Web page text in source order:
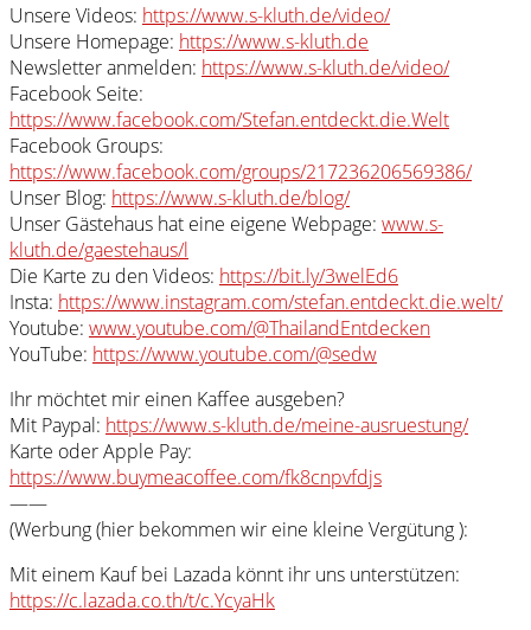
Unsere Videos: https://www.s-kluth.de/video/
Unsere Homepage: https://www.s-kluth.de
Newsletter anmelden: https://www.s-kluth.de/video/
Facebook Seite:
https://www.facebook.com/Stefan.entdeckt.die.Welt
Facebook Groups:
https://www.facebook.com/groups/217236206569386/
Unser Blog: https://www.s-kluth.de/blog/
Unser Gästehaus hat eine eigene Webpage: www.s-
kluth.de/gaestehaus/l
Die Karte zu den Videos: https://bit.ly/3welEd6
Insta: https://www.instagram.com/stefan.entdeckt.die.welt/
Youtube: www.youtube.com/@ThailandEntdecken
YouTube: https://www.youtube.com/@sedw
Ihr möchtet mir einen Kaffee ausgeben?
Mit Paypal: https://www.s-kluth.de/meine-ausruestung/
Karte oder Apple Pay:
https://www.buymeacoffee.com/fk8cnpvfdjs
——
(Werbung (hier bekommen wir eine kleine Vergütung ):
Mit einem Kauf bei Lazada könnt ihr uns unterstützen:
https://c.lazada.co.th/t/c.YcyaHk